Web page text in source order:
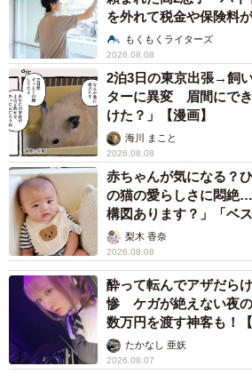
を外れて税金や保険料
説】もくもくライターズ
2026.08.08
2泊3日の東京出張→飼
ターに異変 眉間にで
けた？」【漫画】
海川 まこと
2026.08.08
赤ちゃんが気になる？
の猫の愛らしさに悶
構図あります？」「ベ
梨木 香奈
2026.08.08
酔って転んでアザだら
惨 ケガが絶えない夜
数万円を渡す神客も！
たかなし 亜妖
2026.08.07